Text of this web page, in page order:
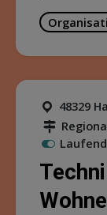
48329
Laufend